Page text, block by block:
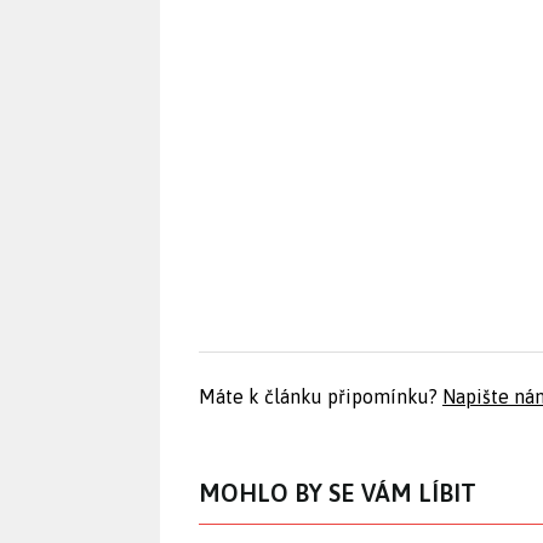
Máte k článku připomínku? Napište
MOHLO BY SE VÁM LÍBIT